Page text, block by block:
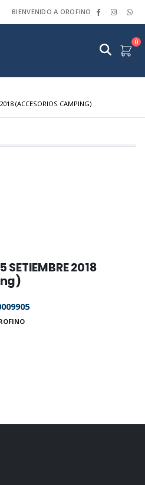
BIENVENIDO A OROFINO
0
(ACCESORIOS CAMPING)
2018